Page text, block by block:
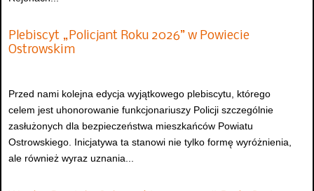
Plebiscyt „Policjant Roku 2026” w Powiecie
Ostrowskim
Przed nami kolejna edycja wyjątkowego plebiscytu, którego
celem jest uhonorowanie funkcjonariuszy Policji szczególnie
zasłużonych dla bezpieczeństwa mieszkańców Powiatu
Ostrowskiego. Inicjatywa ta stanowi nie tylko formę wyróżnienia,
ale również wyraz uznania...